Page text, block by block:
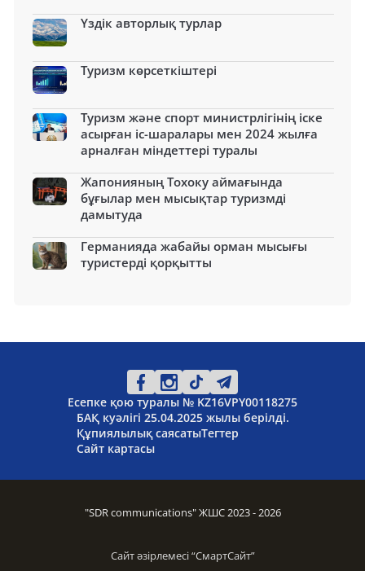
Үздік авторлық турлар
Туризм көрсеткіштері
Туризм және спорт министрлігінің іске
асырған іс-шаралары мен 2024 жылға
арналған міндеттері туралы
Жапонияның Тохоку аймағында
бұғылар мен мысықтар туризмді
дамытуда
Германияда жабайы орман мысығы
туристерді қорқытты
Есепке қою туралы № KZ16VPY00118275
БАҚ куәлігі 25.04.2025 жылы берілді.
Құпиялылық саясатыТегтер
Сайт картасы
"SDR communications" ЖШС 2023 - 2026
Сайт әзірлемесі “СмартСайт”